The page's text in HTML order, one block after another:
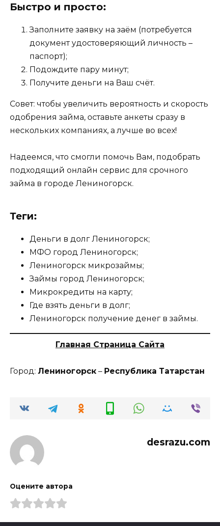
Быстро и просто:
Заполните заявку на заём (потребуется
документ удостоверяющий личность –
паспорт);
Подождите пару минут;
Получите деньги на Ваш счёт.
Совет: чтобы увеличить вероятность и скорость
одобрения займа, оставьте анкеты сразу в
нескольких компаниях, а лучше во всех!
Надеемся, что смогли помочь Вам, подобрать
подходящий онлайн сервис для срочного
займа в городе Лениногорск.
Теги:
Деньги в долг Лениногорск;
МФО город Лениногорск;
Лениногорск микрозаймы;
Займы город Лениногорск;
Микрокредиты на карту;
Где взять деньги в долг;
Лениногорск получение денег в займы.
Главная Страница Сайта
Город: Лениногорск – Республика Татарстан
desrazu.com
Оцените автора